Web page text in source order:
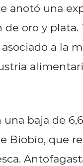
anotó una
oro y plata.
a la
baja de
Biobío, que